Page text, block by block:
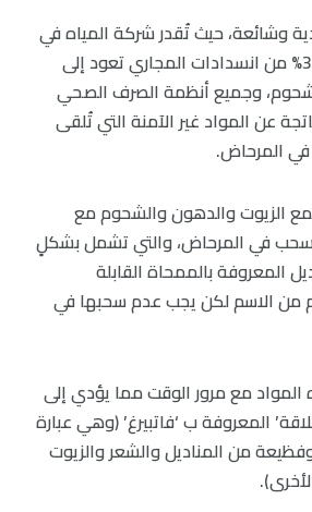
وشائعة، حيث تُقدر شركة المياه في
ويسترن أستراليا أنّ 30% من انسدادات المجاري تعود إلى
وجميع أنظمة الصرف الصحي
عن المواد غير الآمنة التي تُلقى
في المرحاض.
الزيوت والدهون والشحوم مع
تُسحب في المرحاض، والتي تشمل بشكلٍ
المعروفة بالممحاة القابلة
من الاسم لكن يجب عدم سحبها في
مع مرور الوقت مما يؤدي إلى
المعروفة ب ‘فاتبيرغ’ (وهي عبارة
من المناديل والشعر والزيوت